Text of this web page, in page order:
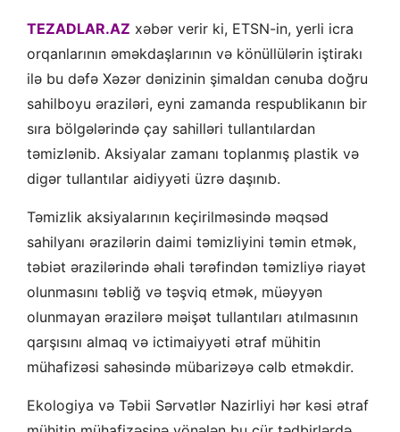
TEZADLAR.AZ xəbər verir ki, ETSN-in, yerli icra
orqanlarının əməkdaşlarının və könüllülərin iştirakı
ilə bu dəfə Xəzər dənizinin şimaldan cənuba doğru
sahilboyu əraziləri, eyni zamanda respublikanın bir
sıra bölgələrində çay sahilləri tullantılardan
təmizlənib. Aksiyalar zamanı toplanmış plastik və
digər tullantılar aidiyyəti üzrə daşınıb.
Təmizlik aksiyalarının keçirilməsində məqsəd
sahilyanı ərazilərin daimi təmizliyini təmin etmək,
təbiət ərazilərində əhali tərəfindən təmizliyə riayət
olunmasını təbliğ və təşviq etmək, müəyyən
olunmayan ərazilərə məişət tullantıları atılmasının
qarşısını almaq və ictimaiyyəti ətraf mühitin
mühafizəsi sahəsində mübarizəyə cəlb etməkdir.
Ekologiya və Təbii Sərvətlər Nazirliyi hər kəsi ətraf